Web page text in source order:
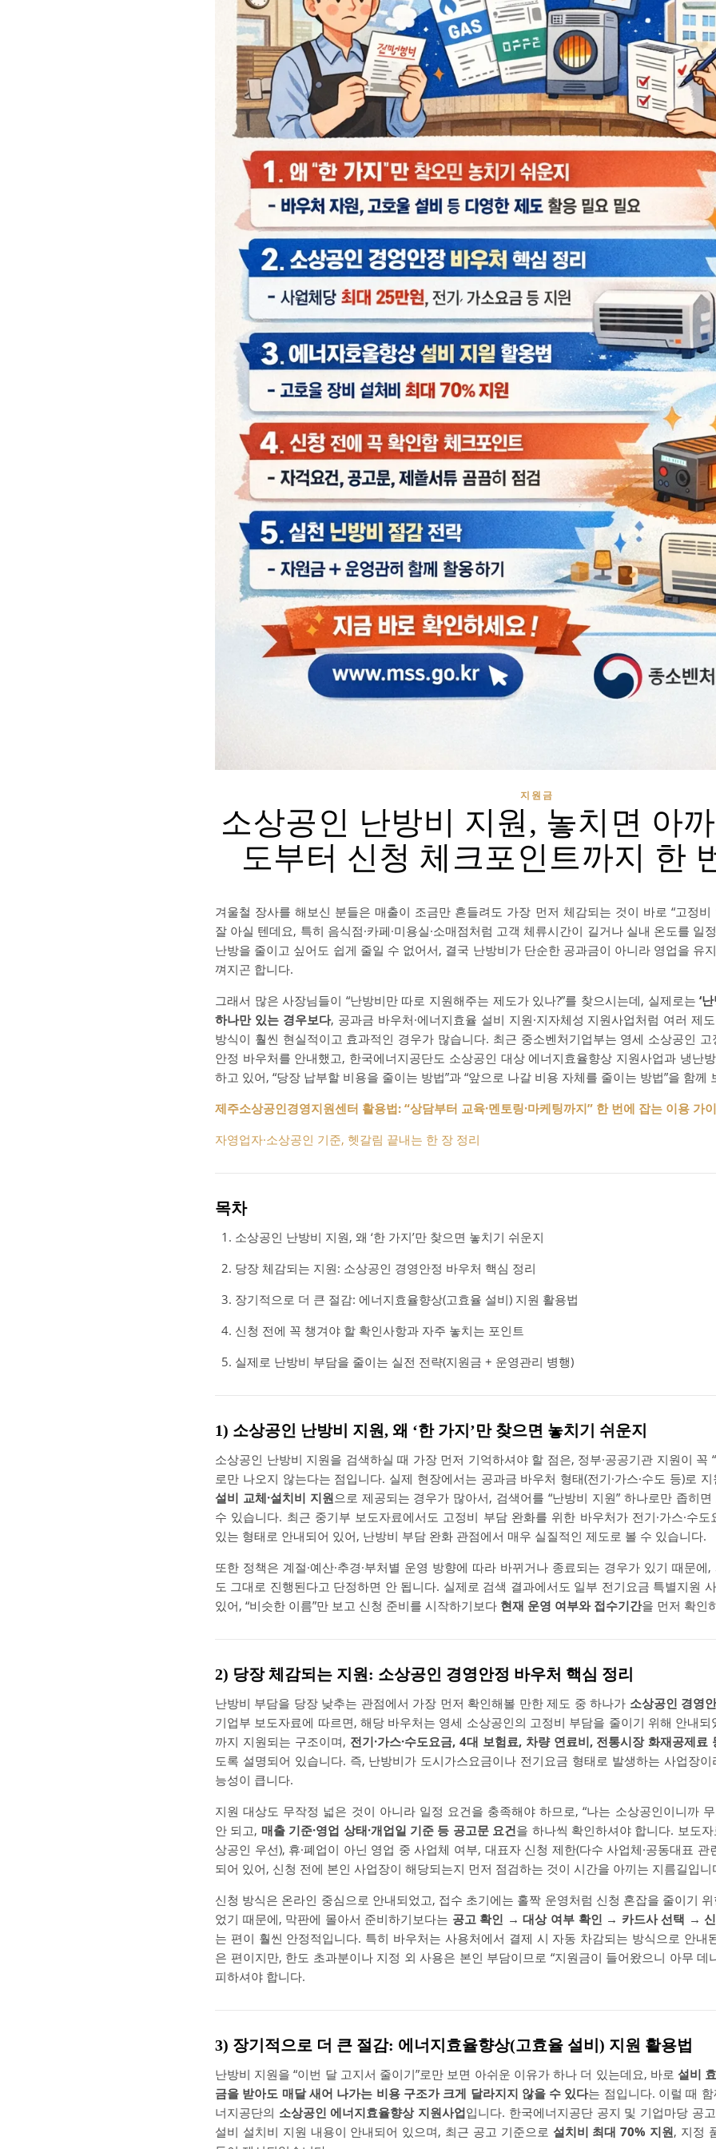
지원금
소상공인 난방비 지원, 놓치면 아
도부터 신청 체크포인트까지 한
겨울철 장사를 해보신 분들은 매출이 조금만 흔들려도 가장 먼저 체감되는 것이 바로 “고정비
잘 아실 텐데요, 특히 음식점·카페·미용실·소매점처럼 고객 체류시간이 길거나 실내 온도를 일
난방을 줄이고 싶어도 쉽게 줄일 수 없어서, 결국 난방비가 단순한 공과금이 아니라 영업을 유
껴지곤 합니다.
그래서 많은 사장님들이 “난방비만 따로 지원해주는 제도가 있나?”를 찾으시는데, 실제로는‘
하나만 있는 경우보다, 공과금 바우처·에너지효율 설비 지원·지자체성 지원사업처럼 여러 제
방식이 훨씬 현실적이고 효과적인 경우가 많습니다. 최근 중소벤처기업부는 영세 소상공인
안정 바우처를 안내했고, 한국에너지공단도 소상공인 대상 에너지효율향상 지원사업과 냉난
하고 있어, “당장 납부할 비용을 줄이는 방법”과 “앞으로 나갈 비용 자체를 줄이는 방법”을 함께
제주소상공인경영지원센터 활용법: “상담부터 교육·멘토링·마케팅까지” 한 번에 잡는 이용 가
자영업자·소상공인 기준, 헷갈림 끝내는 한 장 정리
목차
소상공인 난방비 지원, 왜 ‘한 가지’만 찾으면 놓치기 쉬운지
당장 체감되는 지원: 소상공인 경영안정 바우처 핵심 정리
장기적으로 더 큰 절감: 에너지효율향상(고효율 설비) 지원 활용법
신청 전에 꼭 챙겨야 할 확인사항과 자주 놓치는 포인트
실제로 난방비 부담을 줄이는 실전 전략(지원금 + 운영관리 병행)
1) 소상공인 난방비 지원, 왜 ‘한 가지’만 찾으면 놓치기 쉬운지
소상공인 난방비 지원을 검색하실 때 가장 먼저 기억하셔야 할 점은, 정부·공공기관 지원이 꼭
로만 나오지 않는다는 점입니다. 실제 현장에서는 공과금 바우처 형태(전기·가스·수도 등)로
설비 교체·설치비 지원으로 제공되는 경우가 많아서, 검색어를 “난방비 지원” 하나로만 좁히
수 있습니다. 최근 중기부 보도자료에서도 고정비 부담 완화를 위한 바우처가 전기·가스·수
있는 형태로 안내되어 있어, 난방비 부담 완화 관점에서 매우 실질적인 제도로 볼 수 있습니다.
또한 정책은 계절·예산·추경·부처별 운영 방향에 따라 바뀌거나 종료되는 경우가 있기 때문
도 그대로 진행된다고 단정하면 안 됩니다. 실제로 검색 결과에서도 일부 전기요금 특별지원
있어, “비슷한 이름”만 보고 신청 준비를 시작하기보다 현재 운영 여부와 접수기간을 먼저 확인
2) 당장 체감되는 지원: 소상공인 경영안정 바우처 핵심 정리
난방비 부담을 당장 낮추는 관점에서 가장 먼저 확인해볼 만한 제도 중 하나가 소상공인 경영
기업부 보도자료에 따르면, 해당 바우처는 영세 소상공인의 고정비 부담을 줄이기 위해 안내
까지 지원되는 구조이며, 전기·가스·수도요금, 4대 보험료, 차량 연료비, 전통시장 화재공제료
도록 설명되어 있습니다. 즉, 난방비가 도시가스요금이나 전기요금 형태로 발생하는 사업장
능성이 큽니다.
지원 대상도 무작정 넓은 것이 아니라 일정 요건을 충족해야 하므로, “나는 소상공인이니까
안 되고, 매출 기준·영업 상태·개업일 기준 등 공고문 요건을 하나씩 확인하셔야 합니다. 보도
상공인 우선), 휴·폐업이 아닌 영업 중 사업체 여부, 대표자 신청 제한(다수 사업체·공동대표 관
되어 있어, 신청 전에 본인 사업장이 해당되는지 먼저 점검하는 것이 시간을 아끼는 지름길입니
신청 방식은 온라인 중심으로 안내되었고, 접수 초기에는 홀짝 운영처럼 신청 혼잡을 줄이기
었기 때문에, 막판에 몰아서 준비하기보다는 공고 확인 → 대상 여부 확인 → 카드사 선택 →
는 편이 훨씬 안정적입니다. 특히 바우처는 사용처에서 결제 시 자동 차감되는 방식으로 안내
은 편이지만, 한도 초과분이나 지정 외 사용은 본인 부담이므로 “지원금이 들어왔으니 아무 데
피하셔야 합니다.
3) 장기적으로 더 큰 절감: 에너지효율향상(고효율 설비) 지원 활용법
난방비 지원을 “이번 달 고지서 줄이기”로만 보면 아쉬운 이유가 하나 더 있는데요, 바로설비
금을 받아도 매달 새어 나가는 비용 구조가 크게 달라지지 않을 수 있다는 점입니다. 이럴 때
너지공단의 소상공인 에너지효율향상 지원사업입니다. 한국에너지공단 공지 및 기업마당 공
설비 설치비 지원 내용이 안내되어 있으며, 최근 공고 기준으로 설치비 최대 70% 지원, 지정